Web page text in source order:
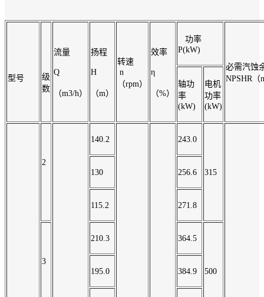
型号
级
数
流量
Q
（m3/h）
扬程
H
（m）
转速
n
（rpm）
效率
η
（%）
功率
P(kW)
必需汽蚀
NPSHR（
轴功
率
(kW)
电机
功率
(kW)
2
140.2 243.0
315
130 256.6
115.2 271.8
3
210.3 364.5
500
195.0 384.9